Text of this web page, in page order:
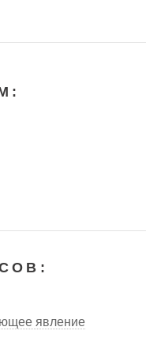
явление